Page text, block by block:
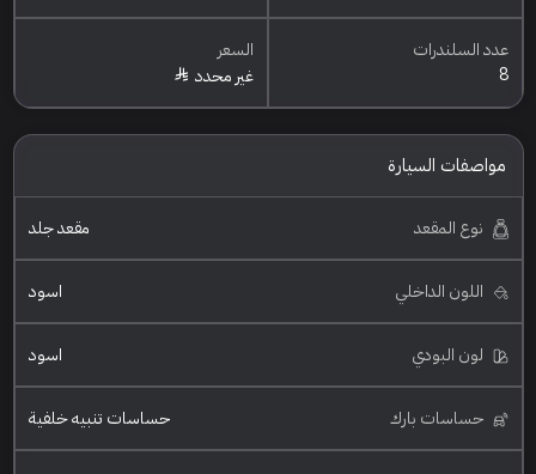
عدد السلندرات
8
السعر
غير محدد
مواصفات السيارة
نوع المقعد مقعد جلد
اللون الداخلي اسود
لون البودي اسود
حساسات بارك حساسات تنبيه خلفية